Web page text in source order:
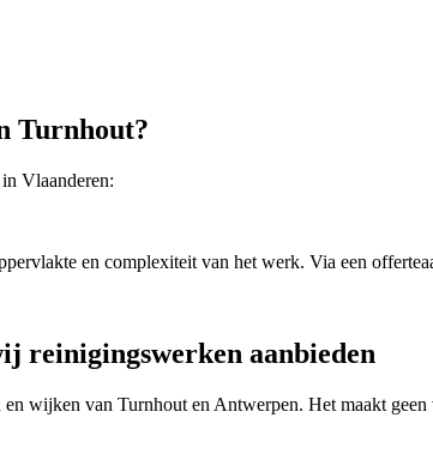
Turnhout?
in Vlaanderen:
en complexiteit van het werk. Via een
reinigingswerken aanbieden
en wijken van Turnhout en Antwerpen. Het maakt